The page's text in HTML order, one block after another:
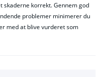
skaderne korrekt. Gennem god
problemer minimerer du
med at blive vurderet som